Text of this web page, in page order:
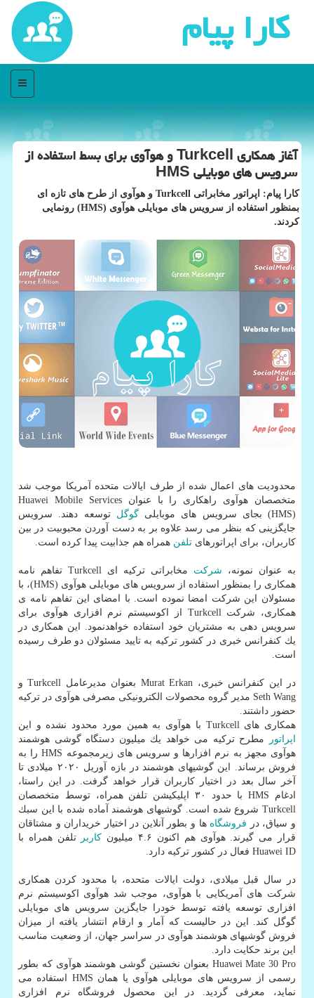
كارا پیام
منو
آغاز همكاری Turkcell و هوآوی برای بسط استفاده از
سرویس های موبایلی HMS
كارا پیام: اپراتور مخابراتی Turkcell و هوآوی از طرح های تازه ای
بمنظور استفاده از سرویس های موبایلی هوآوی (HMS) رونمایی
كردند.
محدودیت های اعمال شده از طرف ایالات متحده آمریكا موجب شد
متخصصان هوآوی راهكاری را با عنوان Huawei Mobile Services
(HMS) بجای سرویس های موبایلی
گوگل توسعه دهند. سرویس
جایگزینی كه بنظر می رسد علاوه بر به دست آوردن محبوبیت در بین
كاربران، برای اپراتورهای تلفن همراه هم جذابیت پیدا كرده است.
به عنوان نمونه، شركت
مخابراتی تركیه ای Turkcell تفاهم نامه
همكاری را بمنظور استفاده از سرویس های موبایلی هوآوی (HMS)، با
مسئولان این شركت امضا نموده است. با امضای این تفاهم نامه ی
همكاری، شركت Turkcell از اكوسیستم نرم افزاری هوآوی برای
سرویس دهی به مشتریان خود استفاده خواهدنمود. این همكاری در
یك كنفرانس خبری در كشور تركیه به تایید مسئولان دو طرف رسیده
است.
در این كنفرانس خبری، Murat Erkan بعنوان مدیرعامل Turkcell و
Seth Wang مدیر گروه محصولات الكترونیكی مصرفی هوآوی در تركیه
حضور داشتند.
همكاری های Turkcell با هوآوی به همین مورد محدود نشده و این
اپراتور
مطرح تركیه می خواهد یك میلیون دستگاه گوشی هوشمند
هوآوی مجهز به نرم افزارها و سرویس های زیرمجموعه HMS را به
فروش برساند. این گوشیهای هوشمند در بازه آوریل ۲۰۲۰ میلادی تا
آخر سال بعد در اختیار كاربران قرار خواهد گرفت. در این راستا،
ادغام HMS با حدود ۳۰ اپلیكیشن تلفن همراه، توسط متخصصان
Turkcell شروع شده است. گوشیهای هوشمند آماده شده با این سبك
و سیاق، در فروشگاه ها و بطور آنلاین در اختیار خریداران و مشتاقان
قرار می گیرند. هوآوی هم اكنون ۴.۶ میلیون
كاربر
تلفن همراه با
Huawei ID فعال در كشور تركیه دارد.
در سال قبل میلادی، دولت ایالات متحده، با محدود كردن همكاری
شركت های آمریكایی با هوآوی، موجب شد هوآوی اكوسیستم نرم
افزاری توسعه یافته توسط خودرا جایگزین سرویس های موبایلی
گوگل كند. این در حالیست كه آمار و ارقام انتشار یافته از میزان
فروش گوشیهای هوشمند هوآوی در سراسر جهان، از وضعیت مناسب
این برند حكایت دارد.
Huawei Mate 30 Pro بعنوان نخستین گوشی هوشمند هوآوی كه بطور
رسمی از سرویس های موبایلی هوآوی یا همان HMS استفاده می
نماید، معرفی گردید. در این محصول فروشگاه نرم افزاری